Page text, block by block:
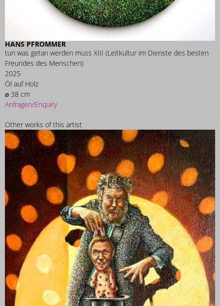
HANS PFROMMER
tun was getan werden muss XIII (Leitkultur im Dienste des besten
Freundes des Menschen)
2025
Öl auf Holz
⌀ 38 cm
Anfragen/Enquiry
Other works of this artist